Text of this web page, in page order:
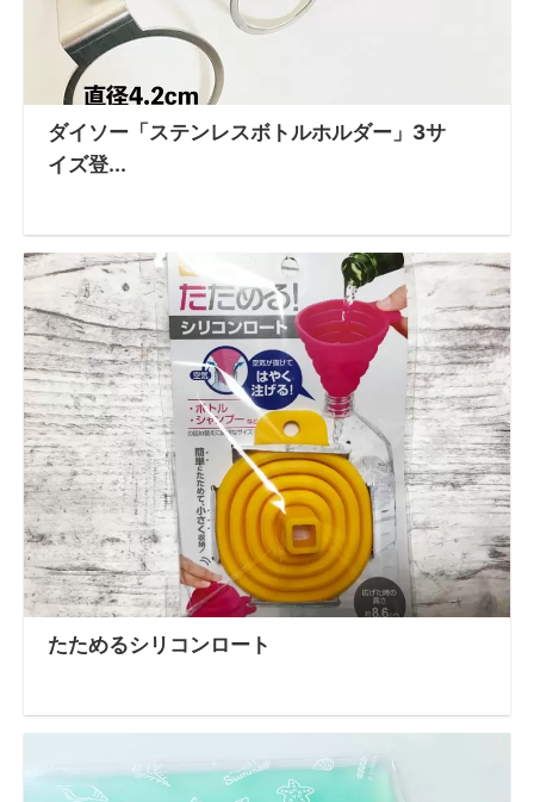
ダイソー「ステンレスボトルホルダー」3サ
イズ登...
たためるシリコンロート